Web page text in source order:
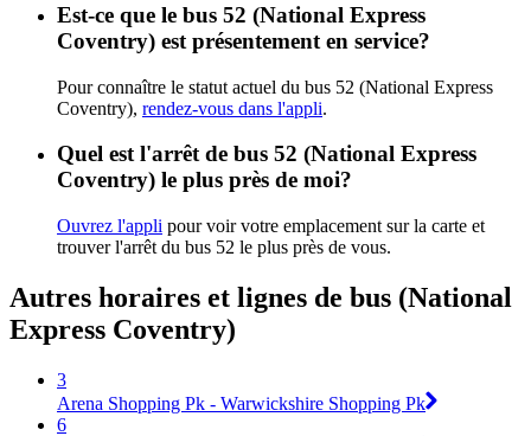
Est-ce que le bus 52 (National Express
Coventry) est présentement en service?
Pour connaître le statut actuel du bus 52 (National Express
Coventry), rendez-vous dans l'appli.
Quel est l'arrêt de bus 52 (National Express
Coventry) le plus près de moi?
Ouvrez l'appli pour voir votre emplacement sur la carte et
trouver l'arrêt du bus 52 le plus près de vous.
Autres horaires et lignes de bus (National
Express Coventry)
3
Arena Shopping Pk - Warwickshire Shopping Pk
6